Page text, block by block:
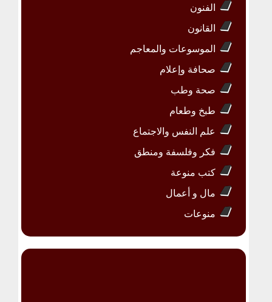
الفنون
القانون
الموسوعات والمعاجم
صحافة وإعلام
صحة وطب
طبخ وطعام
علم النفس والاجتماع
فكر وفلسفة ومنطق
كتب منوعة
مال و أعمال
منوعات